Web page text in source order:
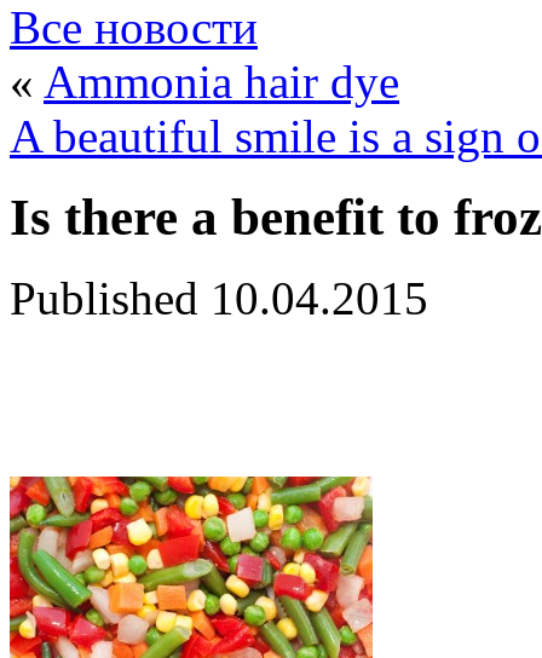
Все новости
« Ammonia hair dye
A beautiful smile is a sign
Is there a benefit to
Published 10.04.2015